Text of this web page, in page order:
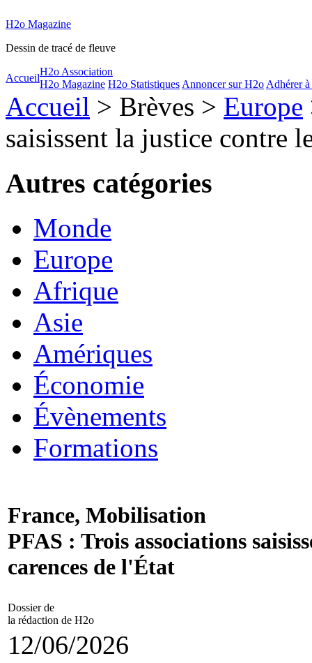
H2o Magazine
Dessin de tracé de fleuve
Accueil
H2o Association
H2o Magazine H2o Statistiques Annoncer sur H2o Adhérer
Accueil > Brèves > Europe
saisissent la justice contre
Autres catégories
Monde
Europe
Afrique
Asie
Amériques
Économie
Évènements
Formations
France, Mobilisation
PFAS : Trois associations
carences de l'État
Dossier de
la rédaction de H2o
12/06/2026